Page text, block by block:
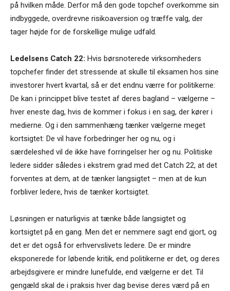
på hvilken måde. Derfor må den gode topchef overkomme sin
indbyggede, overdrevne risikoaversion og træffe valg, der
tager højde for de forskellige mulige udfald.
Ledelsens Catch 22: Hvis børsnoterede virksomheders
topchefer finder det stressende at skulle til eksamen hos sine
investorer hvert kvartal, så er det endnu værre for politikerne:
De kan i princippet blive testet af deres bagland – vælgerne –
hver eneste dag, hvis de kommer i fokus i en sag, der kører i
medierne. Og i den sammenhæng tænker vælgerne meget
kortsigtet: De vil have forbedringer her og nu, og i
særdeleshed vil de ikke have forringelser her og nu. Politiske
ledere sidder således i ekstrem grad med det Catch 22, at det
forventes at dem, at de tænker langsigtet – men at de kun
forbliver ledere, hvis de tænker kortsigtet.
Løsningen er naturligvis at tænke både langsigtet og
kortsigtet på en gang. Men det er nemmere sagt end gjort, og
det er det også for erhvervslivets ledere. De er mindre
eksponerede for løbende kritik, end politikerne er det, og deres
arbejdsgivere er mindre lunefulde, end vælgerne er det. Til
gengæld skal de i praksis hver dag bevise deres værd på en